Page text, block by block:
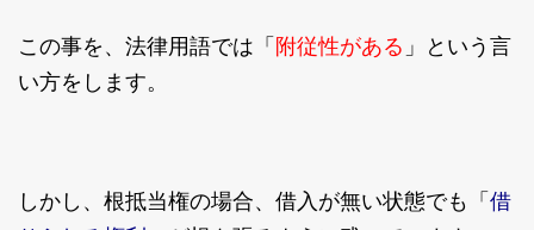
この事を、法律用語では「 附従性がある 」という言
い方をします。
しかし、根抵当権の場合、借入が無い状態でも「 借